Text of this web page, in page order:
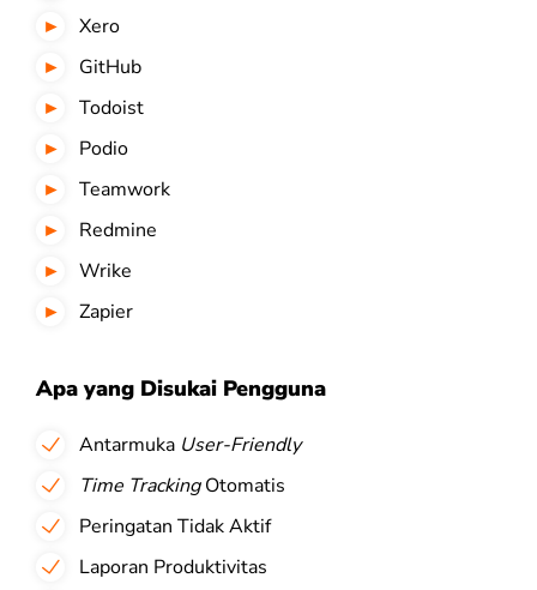
Xero
GitHub
Todoist
Podio
Teamwork
Redmine
Wrike
Zapier
Apa yang Disukai Pengguna
Antarmuka User-Friendly
Time TrackingOtomatis
Peringatan Tidak Aktif
Laporan Produktivitas